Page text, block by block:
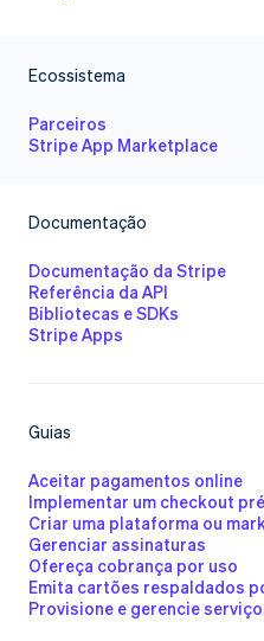
Ecossistema
Parceiros
Stripe App Marketplace
Documentação
Documentação da Stripe
Referência da API
Bibliotecas e SDKs
Stripe Apps
Guias
Aceitar pagamentos online
Implementar um checkout
Criar uma plataforma ou
Gerenciar assinaturas
Ofereça cobrança por uso
Emita cartões respaldados
Provisione e gerencie